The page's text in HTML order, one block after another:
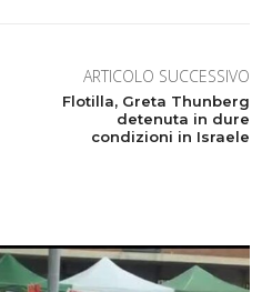
ARTICOLO SUCCESSIVO
Flotilla, Greta Thunberg
detenuta in dure
condizioni in Israele